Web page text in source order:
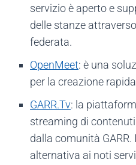
servizio è aperto e
delle stanze
federata.
OpenMeet: è una
per la creazione
GARR.Tv: la
streaming di
dalla comunità
alternativa ai noti